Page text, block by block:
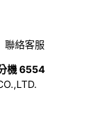
聯絡客服
機 6554